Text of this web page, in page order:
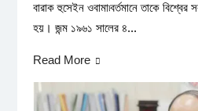
বারাক হুসেইন ওবামা৷বর্তমানে তাকে
হয়। জন্ম ১৯৬১ সালের ৪...
Read More